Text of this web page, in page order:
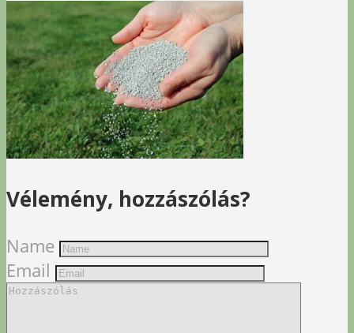
Vélemény, hozzászólás?
Name
Email